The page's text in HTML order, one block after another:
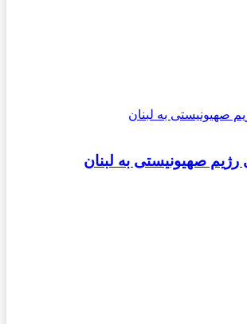
صهیونیستی به لبنان
رژیم صهیونیستی به لبنان